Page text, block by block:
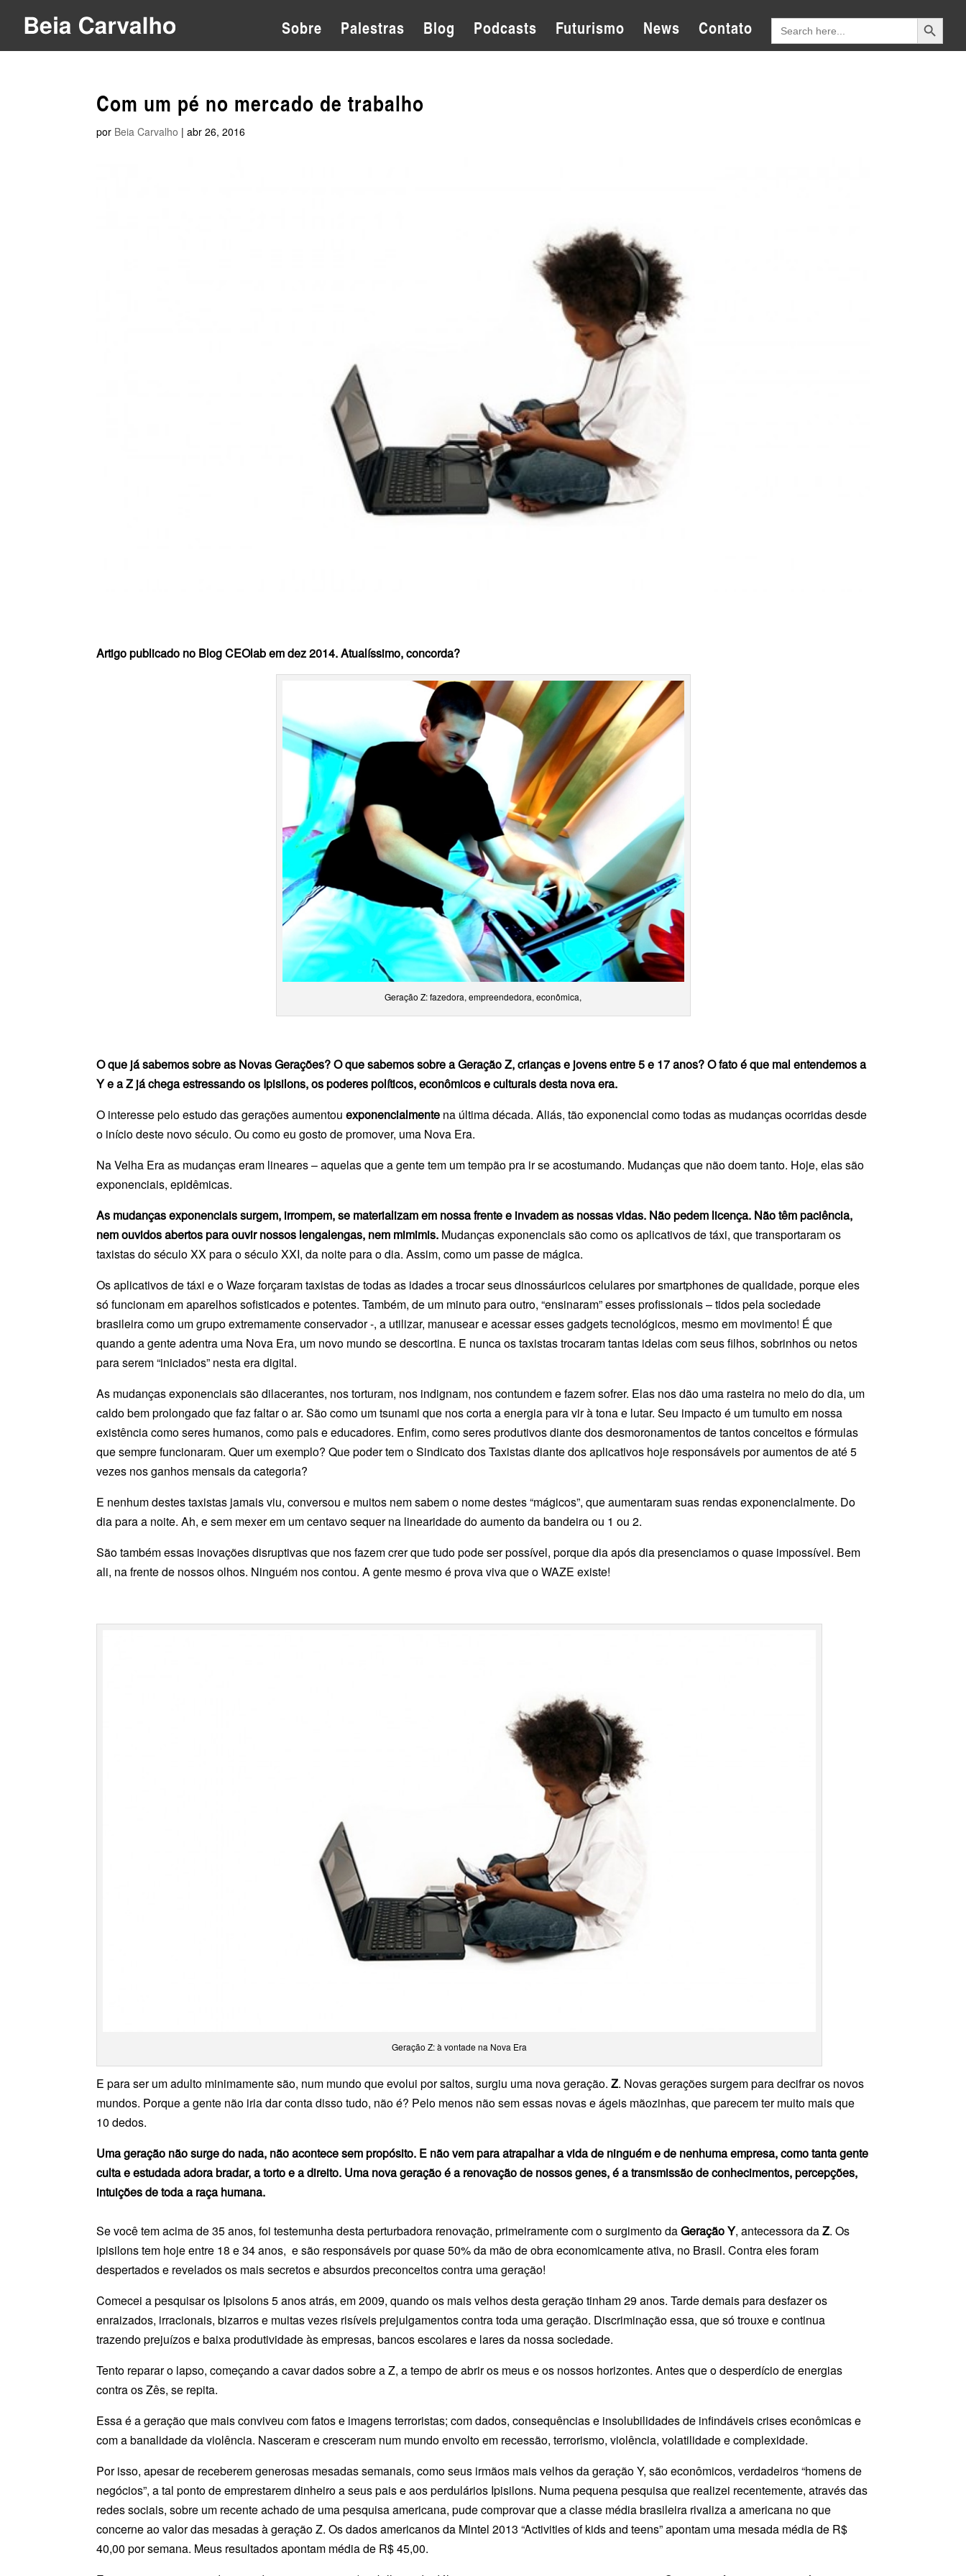
Sobre Palestras Blog Podcasts Futurismo News Contato Search
for:
Search Button
Com um pé no mercado de trabalho
por Beia Carvalho |abr 26, 2016
Artigo publicado no Blog CEOlab em dez 2014. Atualíssimo, concorda?
Geração Z: fazedora, empreendedora, econômica,
O que já sabemos sobre as Novas Gerações? O que sabemos sobre a Geração Z, crianças e jovens entre 5 e 17 anos? O fato é que mal entendemos a
Y e a Z já chega estressando os Ipisilons, os poderes políticos, econômicos e culturais desta nova era.
O interesse pelo estudo das gerações aumentouexponencialmente na última década. Aliás, tão exponencial como todas as mudanças ocorridas desde
o início deste novo século. Ou como eu gosto de promover, uma Nova Era.
Na Velha Era as mudanças eram lineares – aquelas que a gente tem um tempão pra ir se acostumando. Mudanças que não doem tanto. Hoje, elas são
exponenciais, epidêmicas.
As mudanças exponenciais surgem, irrompem, se materializam em nossa frente e invadem as nossas vidas. Não pedem licença. Não têm paciência,
nem ouvidos abertos para ouvir nossos lengalengas, nem mimimis. Mudanças exponenciaissão como os aplicativos de táxi, que transportaram os
taxistas do século XX para o século XXI, da noite para o dia. Assim, como um passe de mágica.
Os aplicativos de táxi e o Waze forçaram taxistas de todas as idades a trocar seus dinossáuricos celulares por smartphones de qualidade, porque eles
só funcionam em aparelhos sofisticados e potentes. Também, de um minuto para outro, “ensinaram” esses profissionais – tidos pela sociedade
brasileira como um grupo extremamente conservador -, a utilizar, manusear e acessar esses gadgets tecnológicos, mesmo em movimento! É que
quando a gente adentra uma Nova Era, um novo mundo se descortina. E nunca os taxistas trocaram tantas ideias com seus filhos, sobrinhos ou netos
para serem “iniciados” nesta era digital.
As mudanças exponenciaissão dilacerantes, nos torturam, nos indignam, nos contundem e fazem sofrer. Elas nos dão uma rasteira no meio do dia, um
caldo bem prolongado que faz faltar o ar. São como um tsunami que nos corta a energia para vir à tona e lutar. Seu impacto é um tumulto em nossa
existência como seres humanos, como pais e educadores. Enfim, como seres produtivos diante dos desmoronamentos de tantos conceitos e fórmulas
que sempre funcionaram. Quer um exemplo? Que poder tem o Sindicato dos Taxistas diante dos aplicativos hoje responsáveis por aumentos de até 5
vezes nos ganhos mensais da categoria?
E nenhum destes taxistas jamais viu, conversou e muitos nem sabem o nome destes “mágicos”, que aumentaram suas rendas exponencialmente. Do
dia para a noite. Ah, e sem mexer em um centavo sequer na linearidade do aumento da bandeira ou 1 ou 2.
São também essas inovações disruptivas que nos fazem crer que tudo pode ser possível, porque dia após dia presenciamos o quase impossível. Bem
ali, na frente de nossos olhos. Ninguém nos contou. A gente mesmo é prova viva que o WAZE existe!
Geração Z: à vontade na Nova Era
E para ser um adulto minimamente são, num mundo que evolui por saltos, surgiu uma nova geração.Z. Novas gerações surgem para decifrar os novos
mundos. Porque a gente não iria dar conta disso tudo, não é? Pelo menos não sem essas novas e ágeis mãozinhas, que parecem ter muito mais que
10 dedos.
Uma geração não surge do nada, não acontece sem propósito. E não vem para atrapalhar a vida de ninguém e de nenhuma empresa, como tanta gente
culta e estudada adora bradar, a torto e a direito. Uma nova geração é a renovação de nossos genes, é a transmissão de conhecimentos, percepções,
intuições de toda a raça humana.
Se você tem acima de 35 anos, foi testemunha desta perturbadora renovação, primeiramente com o surgimento daGeração Y, antecessora daZ. Os
ipisilons tem hoje entre 18 e 34 anos, e são responsáveis por quase 50% da mão de obra economicamente ativa, no Brasil. Contra eles foram
despertados e revelados os mais secretos e absurdos preconceitos contra uma geração!
Comecei a pesquisar os Ipisolons 5 anos atrás, em 2009, quando os mais velhos desta geração tinham 29 anos. Tarde demais para desfazer os
enraizados, irracionais, bizarros e muitas vezes risíveis prejulgamentos contra toda uma geração. Discriminação essa, que só trouxe e continua
trazendo prejuízos e baixa produtividade às empresas, bancos escolares e lares da nossa sociedade.
Tento reparar o lapso, começando a cavar dados sobre a Z, a tempo de abrir os meus e os nossos horizontes. Antes que o desperdício de energias
contra os Zês, se repita.
Essa é a geração que mais conviveu com fatos e imagens terroristas; com dados, consequências e insolubilidades de infindáveis crises econômicas e
com a banalidade da violência. Nasceram e cresceram num mundo envolto em recessão, terrorismo, violência, volatilidade e complexidade.
Por isso, apesar de receberem generosas mesadas semanais, como seus irmãos mais velhos da geração Y, são econômicos, verdadeiros “homens de
negócios”, a tal ponto de emprestarem dinheiro a seus pais e aos perdulários Ipisilons. Numa pequena pesquisa que realizei recentemente, através das
redes sociais, sobre um recente achado de uma pesquisa americana, pude comprovar que a classe média brasileira rivaliza a americana no que
concerne ao valor das mesadas à geração Z. Os dados americanos da Mintel 2013 “Activities of kids and teens” apontam uma mesada média de R$
40,00 por semana. Meus resultados apontam média de R$ 45,00.